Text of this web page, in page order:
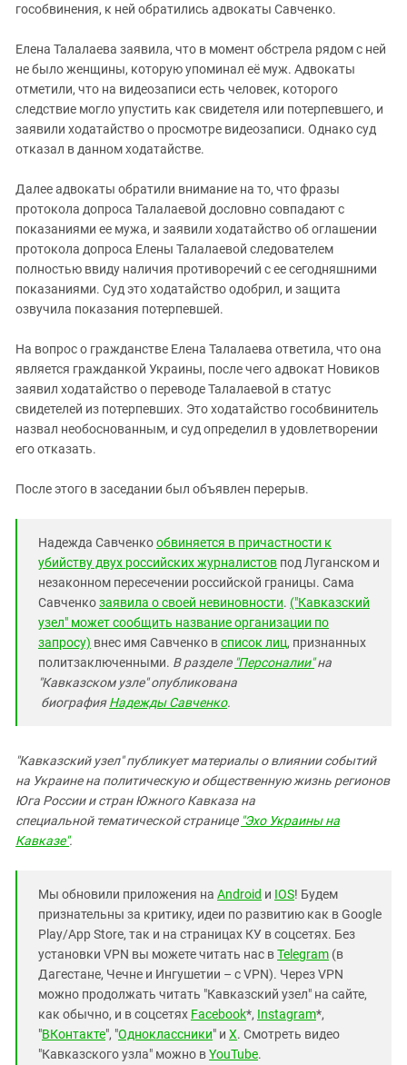
гособвинения, к ней обратились адвокаты Савченко.
Елена Талалаева заявила, что в момент обстрела рядом с ней
не было женщины, которую упоминал её муж. Адвокаты
отметили, что на видеозаписи есть человек, которого
следствие могло упустить как свидетеля или потерпевшего, и
заявили ходатайство о просмотре видеозаписи. Однако суд
отказал в данном ходатайстве.
Далее адвокаты обратили внимание на то, что фразы
протокола допроса Талалаевой дословно совпадают с
показаниями ее мужа, и заявили ходатайство об оглашении
протокола допроса Елены Талалаевой следователем
полностью ввиду наличия противоречий с ее сегодняшними
показаниями. Суд это ходатайство одобрил, и защита
озвучила показания потерпевшей.
На вопрос о гражданстве Елена Талалаева ответила, что она
является гражданкой Украины, после чего адвокат Новиков
заявил ходатайство о переводе Талалаевой в статус
свидетелей из потерпевших. Это ходатайство гособвинитель
назвал необоснованным, и суд определил в удовлетворении
его отказать.
После этого в заседании был объявлен перерыв.
Надежда Савченкообвиняется в причастности к
убийству двух российских журналистов под Луганском и
незаконном пересечении российской границы. Сама
Савченкозаявила о своей невиновности. ("Кавказский
узел" может сообщить название организации по
запросу) внес имя Савченко всписок лиц, признанных
политзаключенными. В разделе "Персоналии"на
"Кавказском узле" опубликована
биографияНадеждыСавченко.
"Кавказский узел" публикует материалы о влиянии событий
на Украине на политическую и общественную жизнь регионов
Юга России и стран Южного Кавказа на
специальной тематической странице "Эхо Украины на
Кавказе".
Мы обновили приложения на Android и IOS! Будем
признательны за критику, идеи по развитию как в Google
Play/App Store, так и на страницах КУ в соцсетях. Без
установки VPN вы можете читать нас вTelegram (в
Дагестане, Чечне и Ингушетии – с VPN). Через VPN
можно продолжать читать "Кавказский узел" на сайте,
как обычно, и в соцсетях Facebook*, Instagram*,
"ВКонтакте", "Одноклассники" и X. Смотреть видео
"Кавказского узла" можно вYouTube.